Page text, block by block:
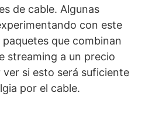
de cable. Algunas
con este
que combinan
streaming a un precio
si esto será suficiente
por el cable.